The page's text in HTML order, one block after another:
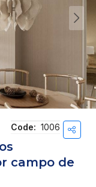
Code: 1006
campo de